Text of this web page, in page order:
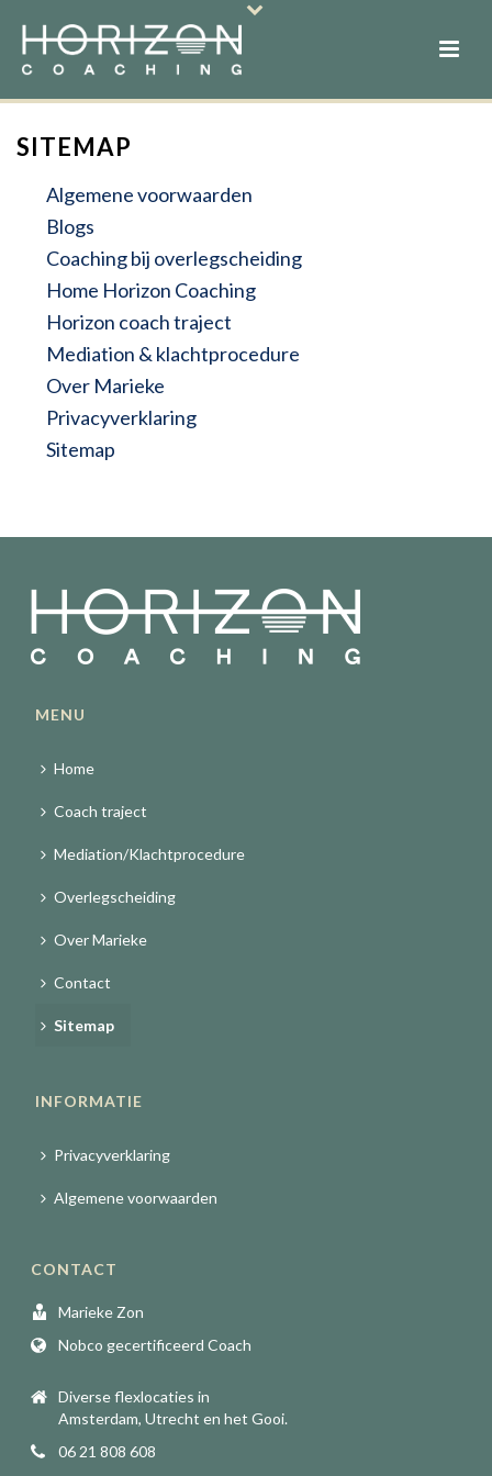
SITEMAP
Algemene voorwaarden
Blogs
Coaching bij overlegscheiding
Home Horizon Coaching
Horizon coach traject
Mediation & klachtprocedure
Over Marieke
Privacyverklaring
Sitemap
MENU
Home
Coach traject
Mediation/Klachtprocedure
Overlegscheiding
Over Marieke
Contact
Sitemap
INFORMATIE
Privacyverklaring
Algemene voorwaarden
CONTACT
Marieke Zon
Nobco gecertificeerd Coach
Diverse flexlocaties in
Amsterdam, Utrecht en het Gooi.
06 21 808 608